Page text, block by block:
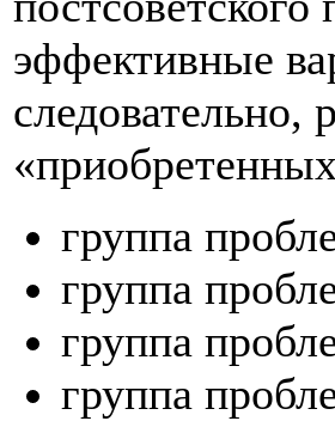
эффективные
следовательно,
группа
группа
группа
группа